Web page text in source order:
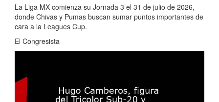
La Liga MX comienza su Jornada 3 el 31 de julio de 2026,
donde Chivas y Pumas buscan sumar puntos importantes de
cara a la Leagues Cup.
El Congresista